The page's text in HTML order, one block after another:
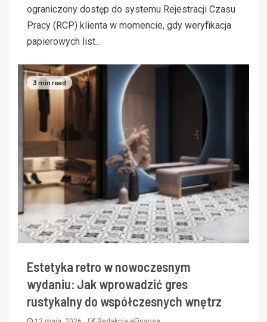
ograniczony dostęp do systemu Rejestracji Czasu
Pracy (RCP) klienta w momencie, gdy weryfikacja
papierowych list...
3 min read
Estetyka retro w nowoczesnym
wydaniu: Jak wprowadzić gres
rustykalny do współczesnych wnętrz